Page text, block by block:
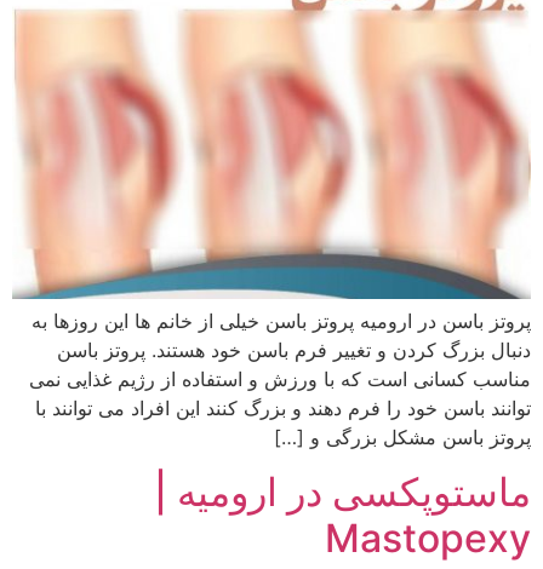
پروتز باسن در ارومیه پروتز باسن خیلی از خانم ها این روزها به
دنبال بزرگ کردن و تغییر فرم باسن خود هستند. پروتز باسن
مناسب کسانی است که با ورزش و استفاده از رژیم غذایی نمی
توانند باسن خود را فرم دهند و بزرگ کنند این افراد می توانند با
پروتز باسن مشکل بزرگی و […]
ماستوپکسی در ارومیه |
Mastopexy